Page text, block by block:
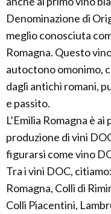
Denominazione di
meglio conosciuta
Romagna. Questo
autoctono omonimo,
dagli antichi romani,
e passito.
L’Emilia Romagna è
produzione di vini
figurarsi come vino
Tra i vini DOC,
Romagna, Colli di
Colli Piacentini,